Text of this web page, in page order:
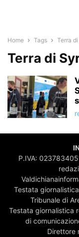
Home Tags Terra
Terra di
P.IVA:
Testata
Tribunale di
Testata giornalistica
di
Direttore